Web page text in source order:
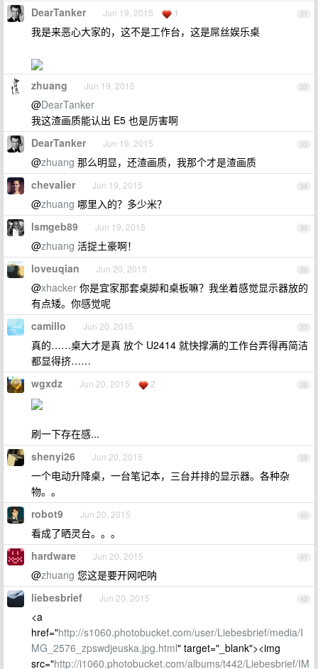
31
DearTanker Jun 19, 2015 1
我是来恶心大家的，这不是工作台，这是屌丝娱乐桌
32
zhuang Jun 19, 2015
@DearTanker
我这渣画质能认出 E5 也是厉害啊
33
DearTanker Jun 19, 2015
@zhuang 那么明显，还渣画质，我那个才是渣画质
34
chevalier Jun 19, 2015
@zhuang 哪里入的？多少米？
35
lsmgeb89 Jun 19, 2015
@zhuang 活捉土豪啊！
36
loveuqian Jun 20, 2015
@xhacker 你是宜家那套桌脚和桌板嘛？我坐着感觉显示器放的
有点矮。你感觉呢
37
camillo Jun 20, 2015
真的……桌大才是真 放个 U2414 就快撑满的工作台弄得再简洁
都显得挤……
38
wgxdz Jun 20, 2015 2
刷一下存在感...
39
shenyi26 Jun 20, 2015
一个电动升降桌，一台笔记本，三台并排的显示器。各种杂
物。。
40
robot9 Jun 20, 2015
看成了晒灵台。。。
41
hardware Jun 20, 2015
@zhuang 您这是要开网吧呐
42
liebesbrief Jun 20, 2015
<a
href="http://s1060.photobucket.com/user/Liebesbrief/media/I
MG_2576_zpswdjeuska.jpg.html" target="_blank"><img
src="http://i1060.photobucket.com/albums/t442/Liebesbrief/IM